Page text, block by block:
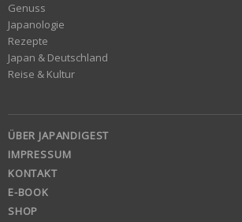
Genuss
Japanologie
Rezepte
Japan & Deutschland
Reise & Kultur
ÜBER JAPANDIGEST
IMPRESSUM
KONTAKT
E-BOOK
SHOP